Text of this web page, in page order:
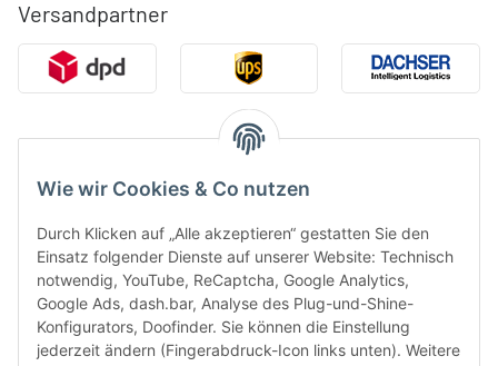
Wie wir Cookies & Co nutzen
Durch Klicken auf „Alle akzeptieren“ gestatten Sie den
Einsatz folgender Dienste auf unserer Website: Technisch
notwendig, YouTube, ReCaptcha, Google Analytics,
Google Ads, dash.bar, Analyse des Plug-und-Shine-
Konfigurators, Doofinder. Sie können die Einstellung
jederzeit ändern (Fingerabdruck-Icon links unten). Weitere
Versandpartner
Geprüfte Qualität & Sicherheit